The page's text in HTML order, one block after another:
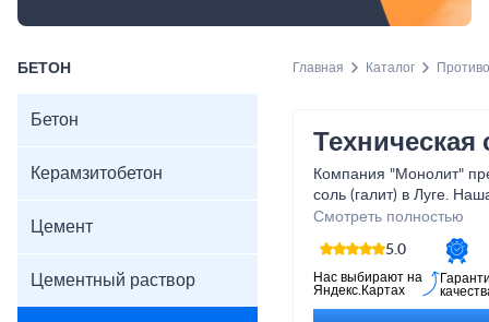
БЕТОН
Бетон
Керамзитобетон
Цемент
Цементный раствор
Главная Каталог
Техническая
Компания "Монолит"
соль (галит) в Луге.
качеством и доступной
используется в
химическую,
Мы предлагаем соль
чтобы удовлетворить
Смотреть полностью
5.0
Нас выбирают на
Яндекс.Картах